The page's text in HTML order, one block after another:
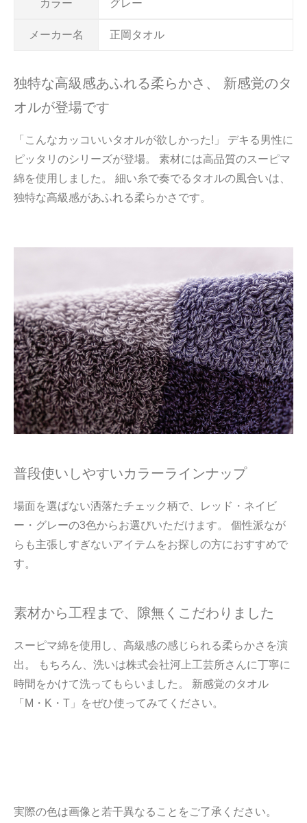
カラー グレー
メーカー名 正岡タオル
独特な高級感あふれる柔らかさ、 新感覚のタ
オルが登場です
「こんなカッコいいタオルが欲しかった!」 デキる男性に
ピッタリのシリーズが登場。 素材には高品質のスーピマ
綿を使用しました。 細い糸で奏でるタオルの風合いは、
独特な高級感があふれる柔らかさです。
普段使いしやすいカラーラインナップ
場面を選ばない洒落たチェック柄で、レッド・ネイビ
ー・グレーの3色からお選びいただけます。 個性派なが
らも主張しすぎないアイテムをお探しの方におすすめで
す。
素材から工程まで、隙無くこだわりました
スーピマ綿を使用し、高級感の感じられる柔らかさを演
出。 もちろん、洗いは株式会社河上工芸所さんに丁寧に
時間をかけて洗ってもらいました。 新感覚のタオル
「M・K・T」をぜひ使ってみてください。
実際の色は画像と若干異なることをご了承ください。